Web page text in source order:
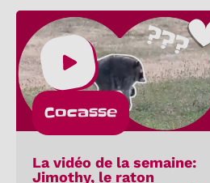
Cocasse
La vidéo de la semaine:
Jimothy, le raton